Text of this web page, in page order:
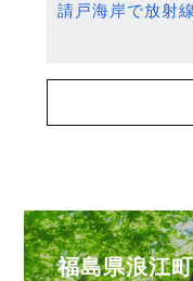
請戸海岸で放射
福島県浪江